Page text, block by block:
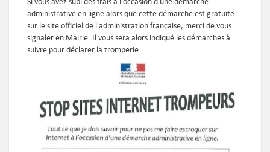
administrative en ligne alors que cette démarche est gratuite
sur le site officiel de l'administration française, merci de vous
signaler en Mairie. Il vous sera alors indiqué les démarches à
suivre pour déclarer la tromperie.